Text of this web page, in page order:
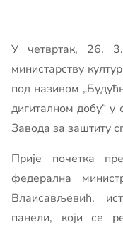
У четвртак, 26.
министарству
под називом
дигиталном добу“ у
Завода за заштиту
Прије почетка
федерална
Влаисављевић,
панели, који се